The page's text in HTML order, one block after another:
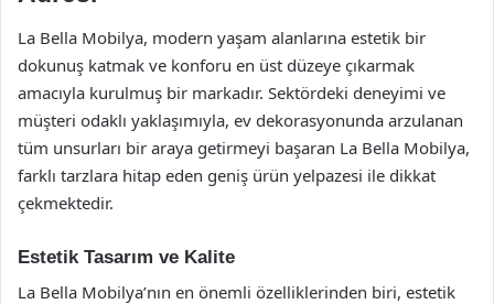
La Bella Mobilya, modern yaşam alanlarına estetik bir
dokunuş katmak ve konforu en üst düzeye çıkarmak
amacıyla kurulmuş bir markadır. Sektördeki deneyimi ve
müşteri odaklı yaklaşımıyla, ev dekorasyonunda arzulanan
tüm unsurları bir araya getirmeyi başaran La Bella Mobilya,
farklı tarzlara hitap eden geniş ürün yelpazesi ile dikkat
çekmektedir.
Estetik Tasarım ve Kalite
La Bella Mobilya’nın en önemli özelliklerinden biri, estetik